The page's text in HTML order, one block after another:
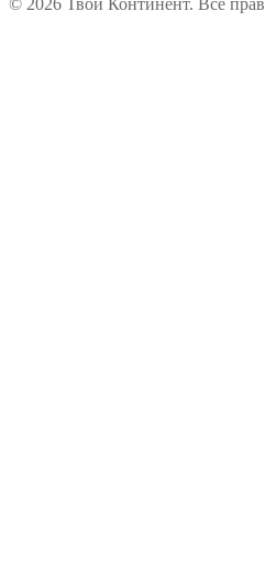
© 2026 Твой Континент. Все